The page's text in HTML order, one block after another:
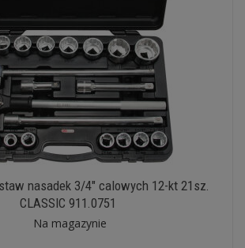
nasadek 3/4" calowych 12-kt 21sz.
CLASSIC 911.0751
Na magazynie